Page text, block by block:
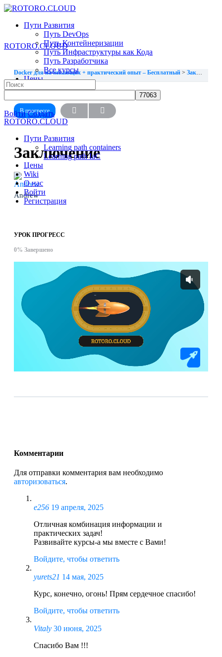
Toggle
Panel
Пути Развития
Путь DevOps
Путь Контейнеризации
Путь Инфраструктуры как Кода
Путь Разработчика
Все курсы
Цены
Wiki
More
options
Войти Создать
ROTORO.CLOUD
Search
for:
ROTORO.CLOUD
Пути Развития
Learning path containers
Learning path IaC
Цены
Wiki
О нас
Войти
Регистрация
Docker для начинающих + практический опыт – Бесплатный Заключение
УРОК 9, ТЕМА 1
В прогрессе
Заключение
Andrew
УРОК ПРОГРЕСС
0% Завершено
Комментарии
Для отправки комментария вам необходимо
авторизоваться.
e256 19 апреля, 2025
Отличная комбинация информации и
практических задач!
Развивайте курсы-а мы вместе с Вами!
Войдите, чтобы ответить
yurets21 14 мая, 2025
Курс, конечно, огонь! Прям сердечное спасибо!
Войдите, чтобы ответить
Vitaly 30 июня, 2025
Спасибо Вам !!!